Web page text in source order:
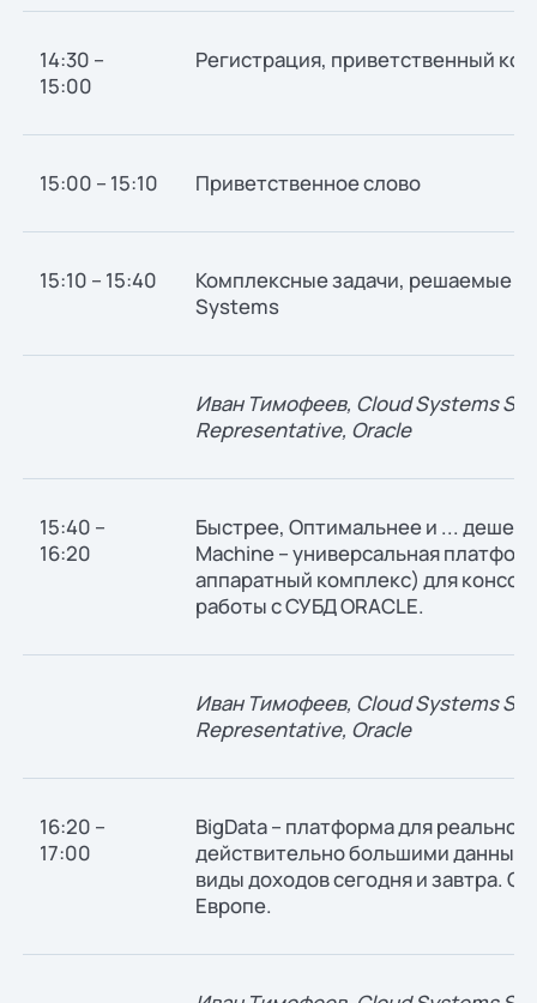
14:30 –
15:00
Регистрация, приветственный
15:00 – 15:10 Приветственное слово
15:10 – 15:40
Комплексные задачи, решаемые
Systems
Иван Тимофеев, Cloud Systems
Representative, Oracle
15:40 –
16:20
Быстрее, Оптимальнее и ...
Machine – универсальная
аппаратный комплекс) для
работы с СУБД ORACLE.
Иван Тимофеев, Cloud Systems
Representative, Oracle
16:20 –
17:00
BigData – платформа для реальной
действительно большими
виды доходов сегодня и завтра.
Европе.